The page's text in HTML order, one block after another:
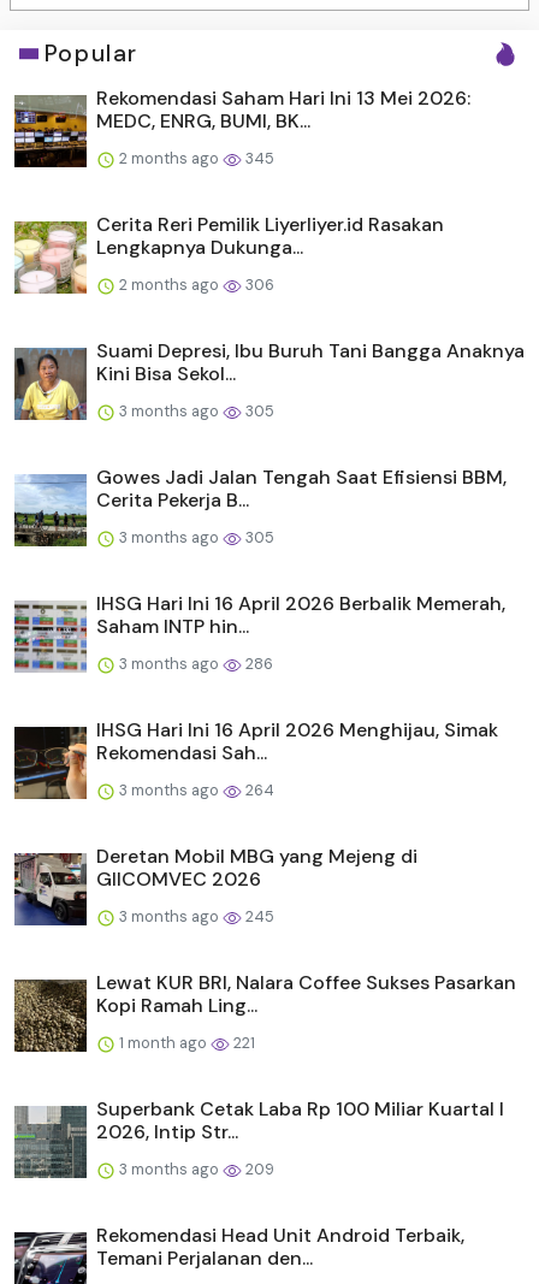
Popular
Rekomendasi Saham Hari Ini 13 Mei 2026:
MEDC, ENRG, BUMI, BK...
2 months ago 345
Cerita Reri Pemilik Liyerliyer.id Rasakan
Lengkapnya Dukunga...
2 months ago 306
Suami Depresi, Ibu Buruh Tani Bangga Anaknya
Kini Bisa Sekol...
3 months ago 305
Gowes Jadi Jalan Tengah Saat Efisiensi BBM,
Cerita Pekerja B...
3 months ago 305
IHSG Hari Ini 16 April 2026 Berbalik Memerah,
Saham INTP hin...
3 months ago 286
IHSG Hari Ini 16 April 2026 Menghijau, Simak
Rekomendasi Sah...
3 months ago 264
Deretan Mobil MBG yang Mejeng di
GIICOMVEC 2026
3 months ago 245
Lewat KUR BRI, Nalara Coffee Sukses Pasarkan
Kopi Ramah Ling...
1 month ago 221
Superbank Cetak Laba Rp 100 Miliar Kuartal I
2026, Intip Str...
3 months ago 209
Rekomendasi Head Unit Android Terbaik,
Temani Perjalanan den...